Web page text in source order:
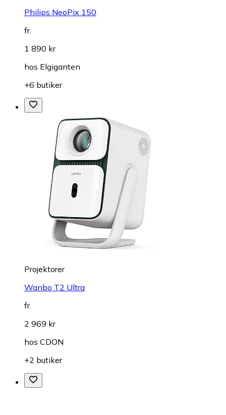
Philips NeoPix 150
fr.
1 890 kr
hos Elgiganten
+6 butiker
Projektorer
Wanbo T2 Ultra
fr.
2 969 kr
hos CDON
+2 butiker